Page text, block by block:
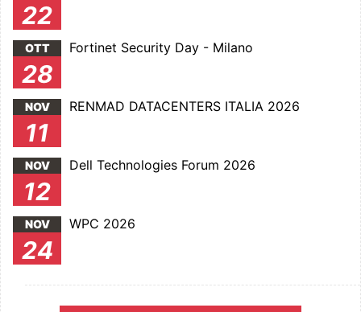
22
OTT
28
Fortinet Security Day - Milano
NOV
11
RENMAD DATACENTERS ITALIA 2026
NOV
12
Dell Technologies Forum 2026
NOV
24
WPC 2026